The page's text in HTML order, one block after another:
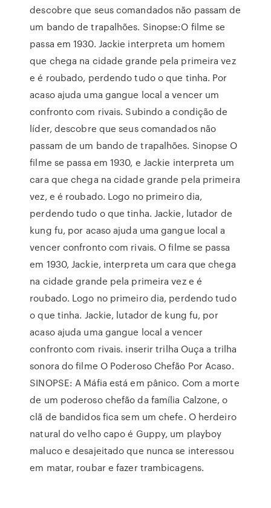
descobre que seus comandados não passam de
um bando de trapalhões. Sinopse:O filme se
passa em 1930. Jackie interpreta um homem
que chega na cidade grande pela primeira vez
e é roubado, perdendo tudo o que tinha. Por
acaso ajuda uma gangue local a vencer um
confronto com rivais. Subindo a condição de
líder, descobre que seus comandados não
passam de um bando de trapalhões. Sinopse O
filme se passa em 1930, e Jackie interpreta um
cara que chega na cidade grande pela primeira
vez, e é roubado. Logo no primeiro dia,
perdendo tudo o que tinha. Jackie, lutador de
kung fu, por acaso ajuda uma gangue local a
vencer confronto com rivais. O filme se passa
em 1930, Jackie, interpreta um cara que chega
na cidade grande pela primeira vez e é
roubado. Logo no primeiro dia, perdendo tudo
o que tinha. Jackie, lutador de kung fu, por
acaso ajuda uma gangue local a vencer
confronto com rivais. inserir trilha Ouça a trilha
sonora do filme O Poderoso Chefão Por Acaso.
SINOPSE: A Máfia está em pânico. Com a morte
de um poderoso chefão da família Calzone, o
clã de bandidos fica sem um chefe. O herdeiro
natural do velho capo é Guppy, um playboy
maluco e desajeitado que nunca se interessou
em matar, roubar e fazer trambicagens.